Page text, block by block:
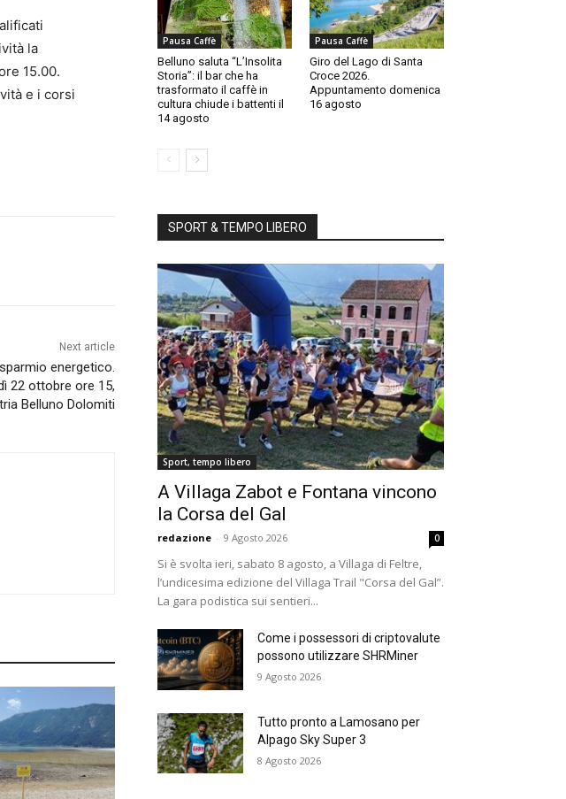
la
15.00.
e i corsi
Next article
energetico.
22 ottobre ore 15,
Belluno Dolomiti
Pausa Caffè
Belluno saluta “L’Insolita
Storia”: il bar che ha
trasformato il caffè in
cultura chiude i battenti il
14 agosto
Pausa Caffè
Giro del Lago di Santa
Croce 2026.
Appuntamento domenica
16 agosto
SPORT & TEMPO LIBERO
Sport, tempo libero
A Villaga Zabot e Fontana vincono
la Corsa del Gal
redazione - 9 Agosto 2026 0
Si è svolta ieri, sabato 8 agosto, a Villaga di Feltre,
l’undicesima edizione del Villaga Trail "Corsa del Gal”.
La gara podistica sui sentieri...
Come i possessori di criptovalute
possono utilizzare SHRMiner
9 Agosto 2026
Tutto pronto a Lamosano per
Alpago Sky Super 3
8 Agosto 2026